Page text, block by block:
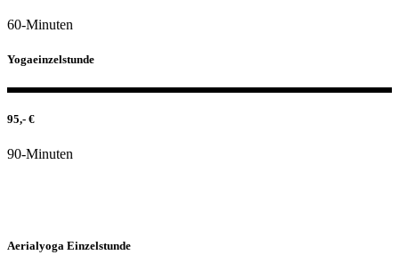
60-Minuten
Yogaeinzelstunde
95,- €
90-Minuten
Aerialyoga Einzelstunde